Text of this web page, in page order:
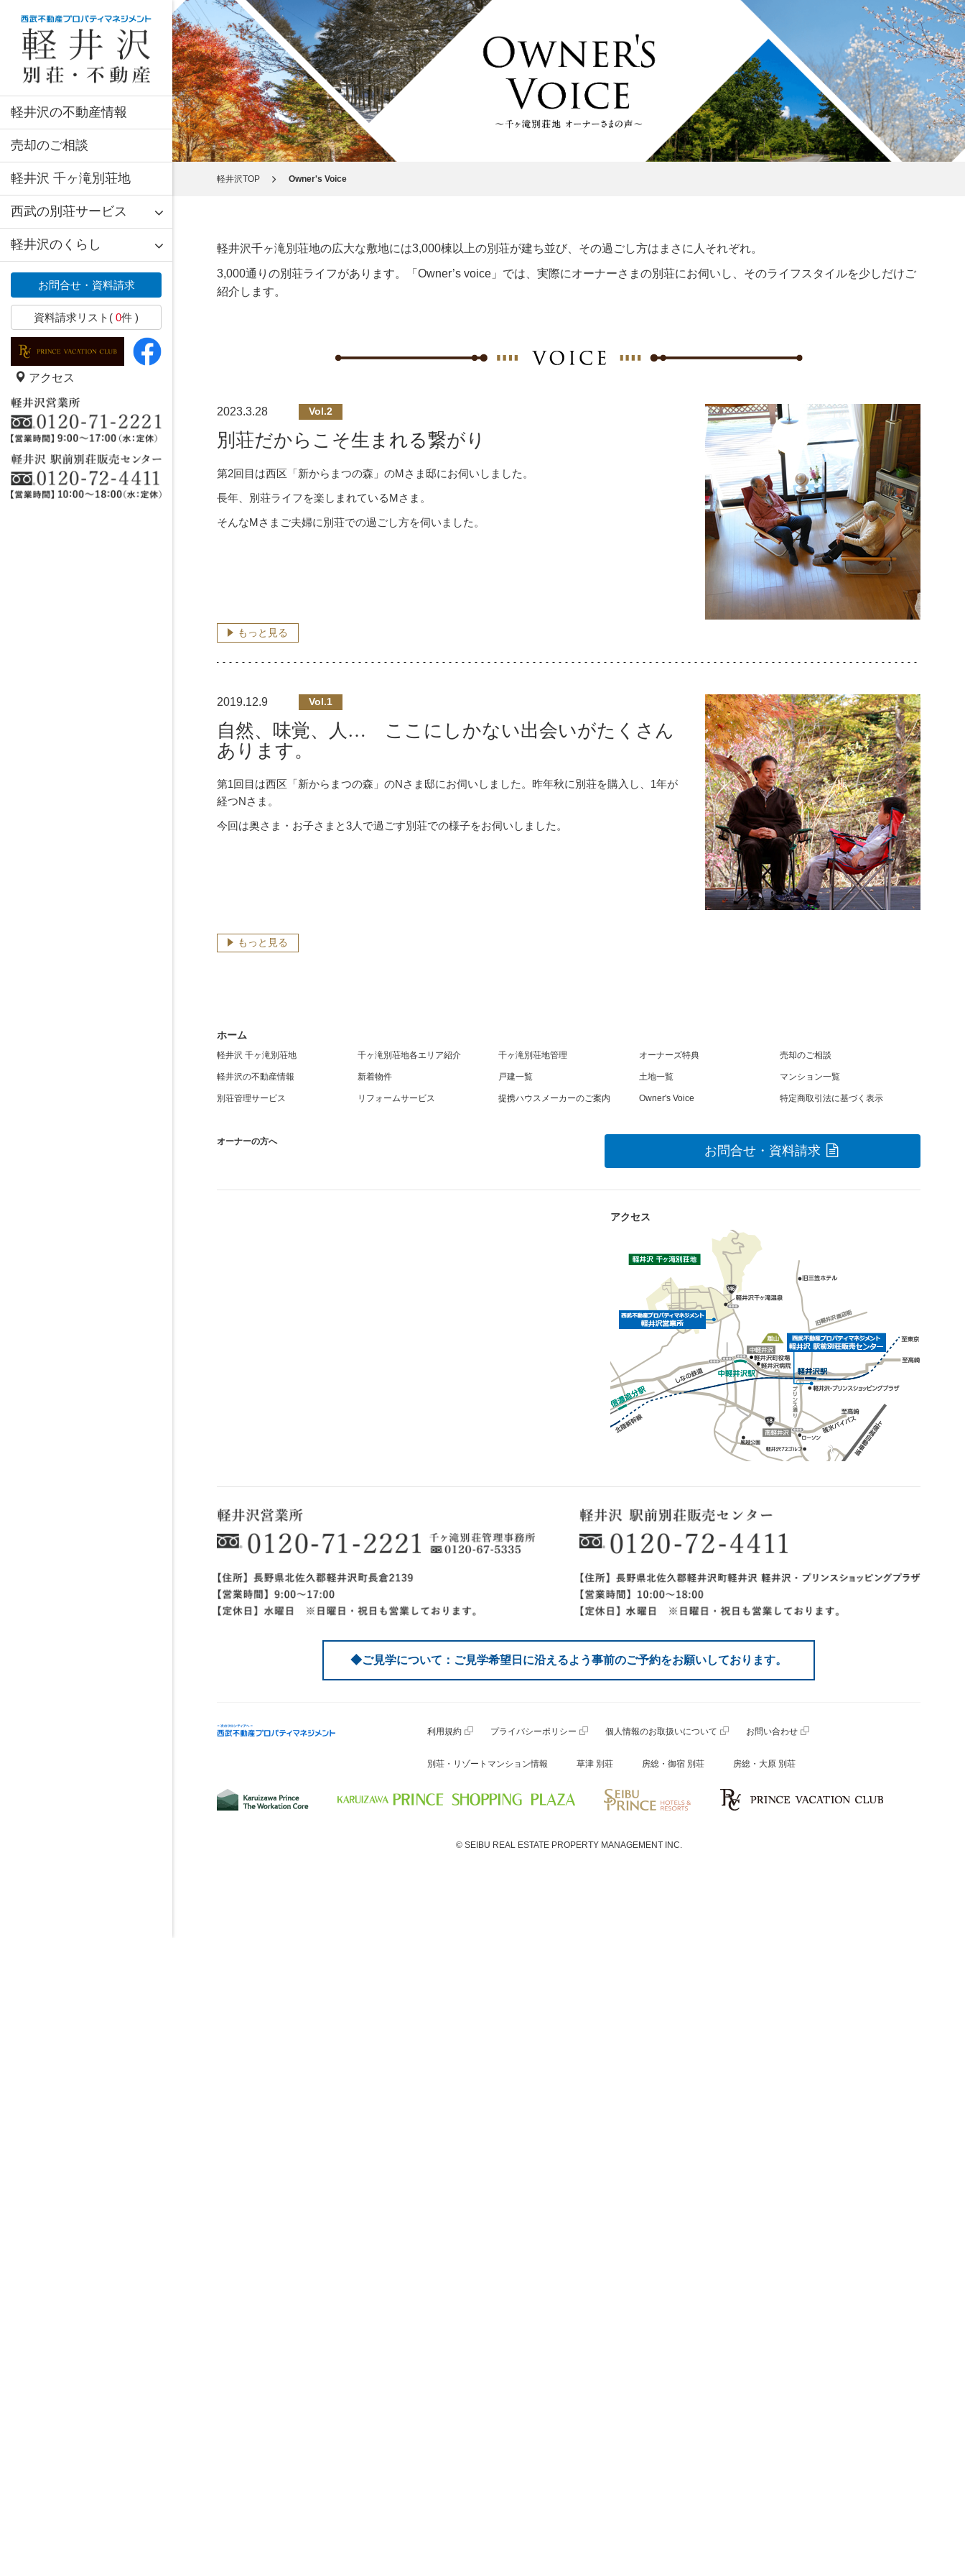
軽井沢の不動産情報
売却のご相談
軽井沢 千ヶ滝別荘地
西武の別荘サービス
軽井沢のくらし
お問合せ・資料請求
資料請求リスト( 0件 )
アクセス
軽井沢TOP Owner's Voice
軽井沢千ヶ滝別荘地の広大な敷地には3,000棟以上の別荘が建ち並び、その過ごし方はまさに人それぞれ。
3,000通りの別荘ライフがあります。「Owner’s voice」では、実際にオーナーさまの別荘にお伺いし、そのライフスタイルを少しだけご
紹介します。
2023.3.28 Vol.2
別荘だからこそ生まれる繋がり
第2回目は西区「新からまつの森」のMさま邸にお伺いしました。
長年、別荘ライフを楽しまれているMさま。
そんなMさまご夫婦に別荘での過ごし方を伺いました。
もっと見る
2019.12.9 Vol.1
自然、味覚、人… ここにしかない出会いがたくさん
あります。
第1回目は西区「新からまつの森」のNさま邸にお伺いしました。昨年秋に別荘を購入し、1年が
経つNさま。
今回は奥さま・お子さまと3人で過ごす別荘での様子をお伺いしました。
もっと見る
ホーム
軽井沢 千ヶ滝別荘地 千ヶ滝別荘地各エリア紹介 千ヶ滝別荘地管理 オーナーズ特典 売却のご相談
軽井沢の不動産情報 新着物件 戸建一覧 土地一覧 マンション一覧
別荘管理サービス リフォームサービス 提携ハウスメーカーのご案内 Owner's Voice 特定商取引法に基づく表示
オーナーの方へ
お問合せ・資料請求
アクセス
◆ご見学について：ご見学希望日に沿えるよう事前のご予約をお願いしております。
利用規約 プライバシーポリシー 個人情報のお取扱いについて お問い合わせ
別荘・リゾートマンション情報 草津 別荘 房総・御宿 別荘 房総・大原 別荘
© SEIBU REAL ESTATE PROPERTY MANAGEMENT INC.